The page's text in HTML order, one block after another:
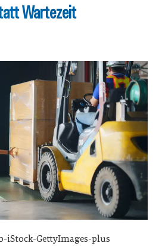
Wartezeit
iStock-GettyImages-plus